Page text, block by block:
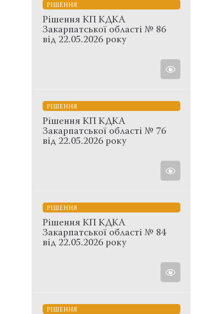
РІШЕННЯ
Рішення КП КДКА
Закарпатської області № 86
від 22.05.2026 року
РІШЕННЯ
Рішення КП КДКА
Закарпатської області № 76
від 22.05.2026 року
РІШЕННЯ
Рішення КП КДКА
Закарпатської області № 84
від 22.05.2026 року
РІШЕННЯ